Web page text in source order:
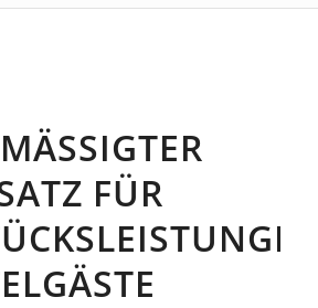
S
FÜR F